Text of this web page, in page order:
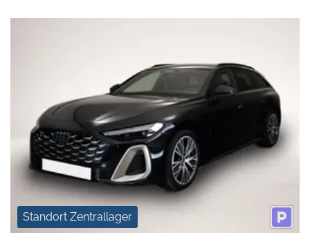
Standort Zentrallager